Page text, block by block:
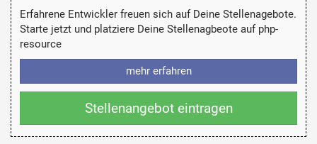
Erfahrene Entwickler freuen sich auf Deine Stellenagebote.
Starte jetzt und platziere Deine Stellenagbeote auf php-
resource
mehr erfahren
Stellenangebot eintragen